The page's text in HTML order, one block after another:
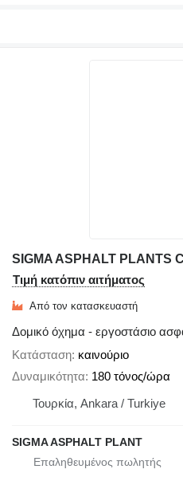
SIGMA ASPHALT PLANTS
Τιμή κατόπιν αιτήματος
Από τον κατασκευαστή
Δομικό όχημα - εργοστάσιο
Κατάσταση καινούριο
Δυναμικότητα 180 τόνος/ώρα
Τουρκία, Ankara / Turkiye
SIGMA ASPHALT PLANT